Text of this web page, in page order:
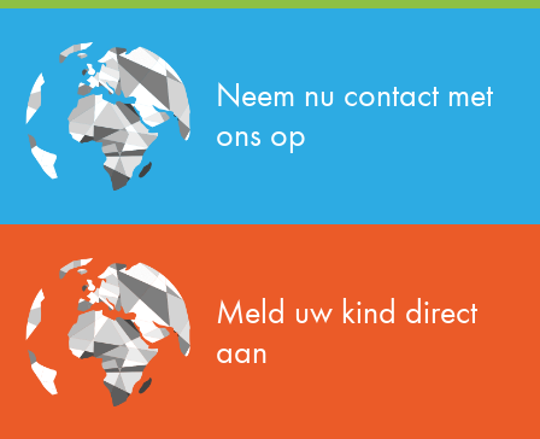
Neem nu contact met
ons op
Meld uw kind direct
aan